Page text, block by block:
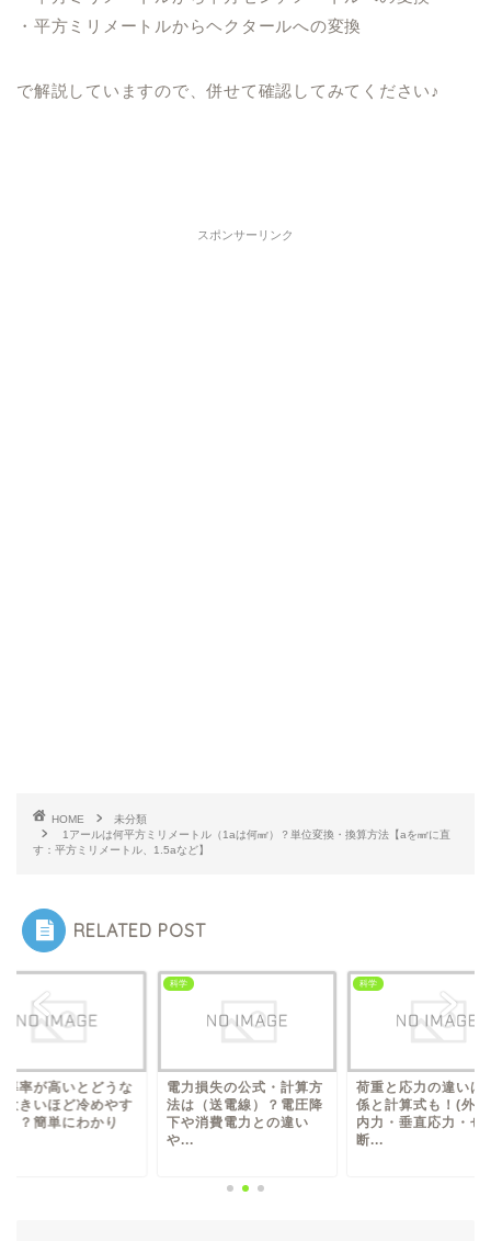
・平方ミリメートルからヘクタールへの変換
で解説していますので、併せて確認してみてください♪
スポンサーリンク
HOME
未分類
1アールは何平方ミリメートル（1aは何㎟）？単位変換・換算方法【aを㎟に直
す：平方ミリメートル、1.5aなど】
RELATED POST
導率が高いとどうな
大きいほど冷めやす
）？簡単にわかり
科学
電力損失の公式・計算方
法は（送電線）？電圧降
下や消費電力との違い
や...
科学
荷重と応力の違いは
係と計算式も！(外
内力・垂直応力・せ
断...